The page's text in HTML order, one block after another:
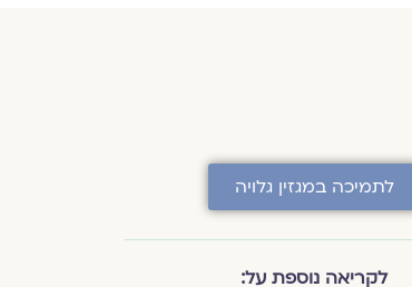
לתמיכה במגזין גלויה
לקריאה נוספת על: